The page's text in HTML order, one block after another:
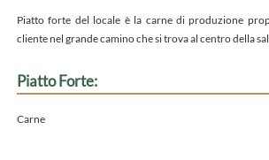
Piatto forte del locale è la carne di produzione
cliente nel grande camino che si trova al centro della
Piatto Forte:
Carne